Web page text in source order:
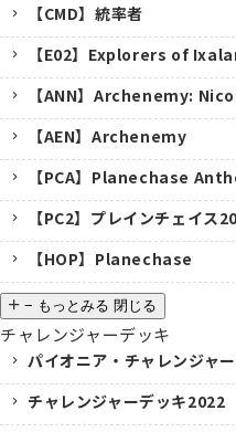
【CMD】統率者
【E02】Explorers of
【ANN】Archenemy:
【AEN】Archenemy
【PCA】Planechase
【PC2】プレインチェイス
【HOP】Planechase
− もっとみる 閉じる
チャレンジャーデッキ
パイオニア・チャレンジャ
チャレンジャーデッキ2022